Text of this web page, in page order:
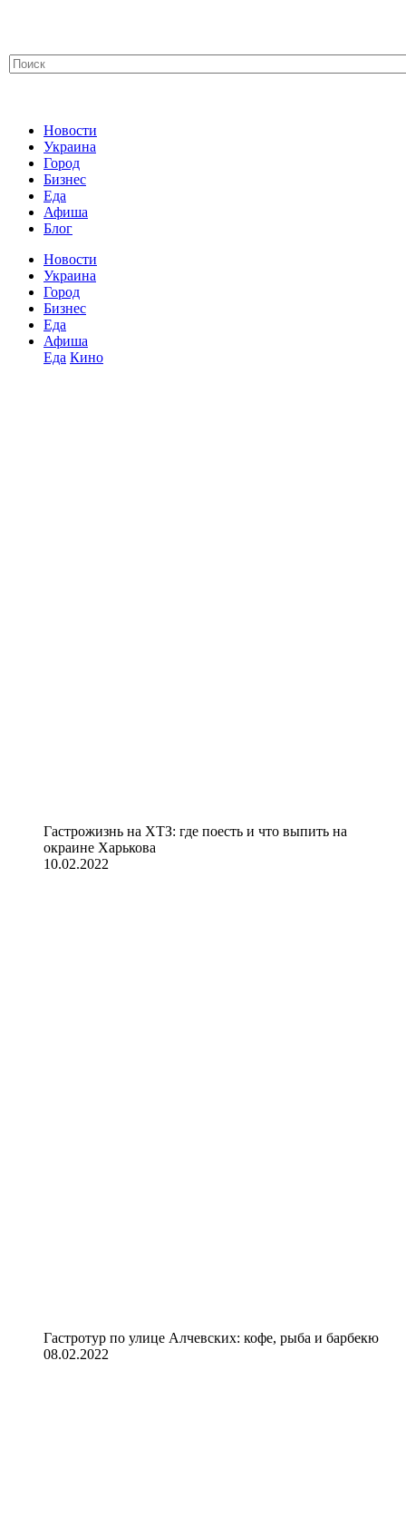
Новости
Украина
Город
Бизнес
Еда
Афиша
Блог
Новости
Украина
Город
Бизнес
Еда
Афиша
Еда Кино
Гастрожизнь на ХТЗ: где поесть и что выпить на
окраине Харькова
10.02.2022
Гастротур по улице Алчевских: кофе, рыба и барбекю
08.02.2022